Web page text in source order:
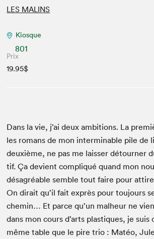
LES MALINS
Kiosque
801
Prix
19.95$
Dans la vie, j’ai deux ambi­tions. La
les romans de mon inter­minable pile de
deux­ième, ne pas me laiss­er détourn­er
tif. Ça devient com­pliqué quand mon
désagréable sem­ble tout faire pour
On dirait qu’il fait exprès pour tou­jours
chemin… Et parce qu’un mal­heur ne
dans mon cours d’arts plas­tiques, je suis
même table que le pire trio : Matéo,